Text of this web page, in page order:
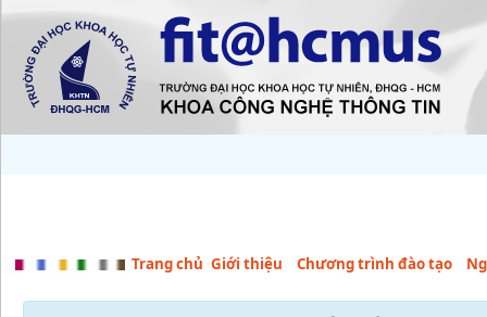
Trang chủ Giới thiệu Chương trình đào tạo